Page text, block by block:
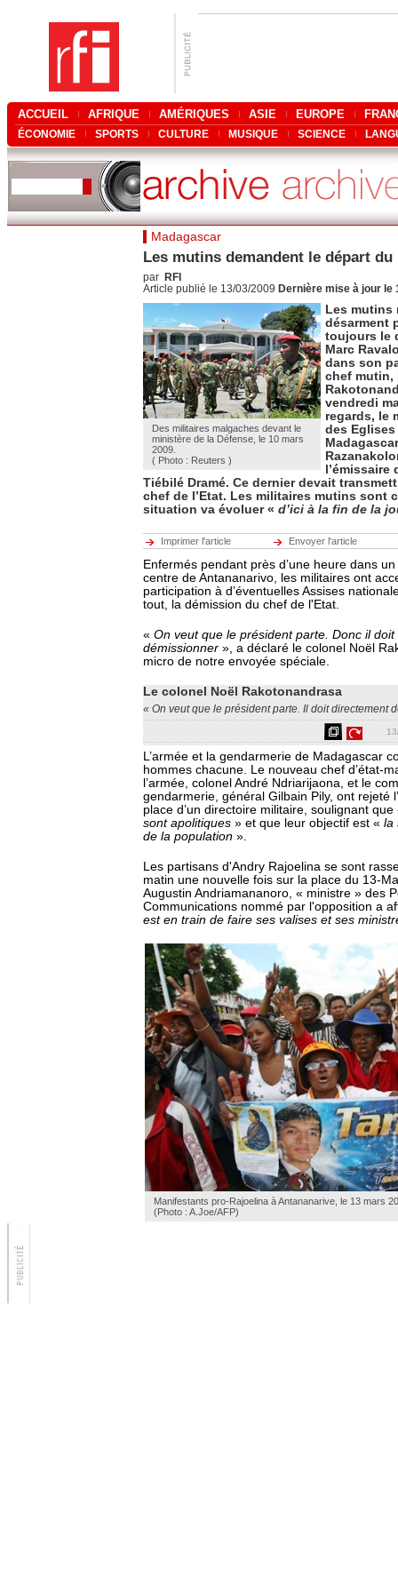
ACCUEIL AFRIQUE AMÉRIQUES ASIE EUROPE
ÉCONOMIE SPORTS CULTURE MUSIQUE SCIENCE
Madagascar
Les mutins demandent le départ
par RFI
Article publié le 13/03/2009 Dernière mise à jour le
Des militaires malgaches devant le
ministère de la Défense, le 10 mars
2009.
( Photo : Reuters )
Les mutins
désarment
toujours le
Marc
dans son
chef mutin,
vendredi
regards, le
des
Tiébilé Dramé. Ce dernier devait
chef de l’Etat. Les militaires mutins sont
situation va évoluer « d’ici à la fin de la
Imprimer l'article Envoyer l'article
Enfermés pendant près d’une heure dans
centre de Antananarivo, les militaires ont
participation à d’éventuelles Assises
tout, la démission du chef de l'Etat.
« On veut que le président parte. Donc il
démissionner », a déclaré le colonel Noël
micro de notre envoyée spéciale.
Le colonel Noël Rakotonandrasa
« On veut que le président parte. Il doit directement
L’armée et la gendarmerie de Madagascar
hommes chacune. Le nouveau chef d’état-
l’armée, colonel André Ndriarijaona, et le
gendarmerie, général Gilbain Pily, ont rejeté
place d’un directoire militaire, soulignant
sont apolitiques » et que leur objectif est « la
de la population ».
Les partisans d'Andry Rajoelina se sont
matin une nouvelle fois sur la place du 13-
Augustin Andriamananoro, « ministre » des
Communications nommé par l'opposition a
est en train de faire ses valises et ses
Manifestants pro-Rajoelina à Antananarive, le 13 mars
(Photo : A.Joe/AFP)